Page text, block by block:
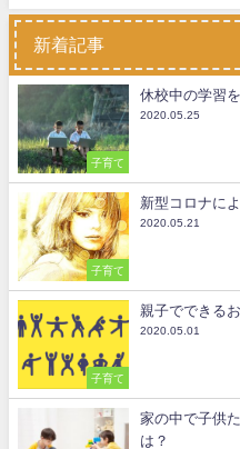
新着記事
子育て
休校中の学習
2020.05.25
子育て
新型コロナに
2020.05.21
子育て
親子でできる
2020.05.01
家の中で子供
は？